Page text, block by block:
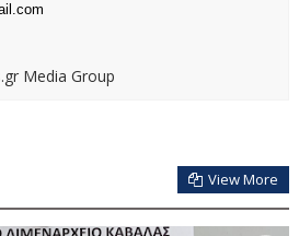
Media Group
View More